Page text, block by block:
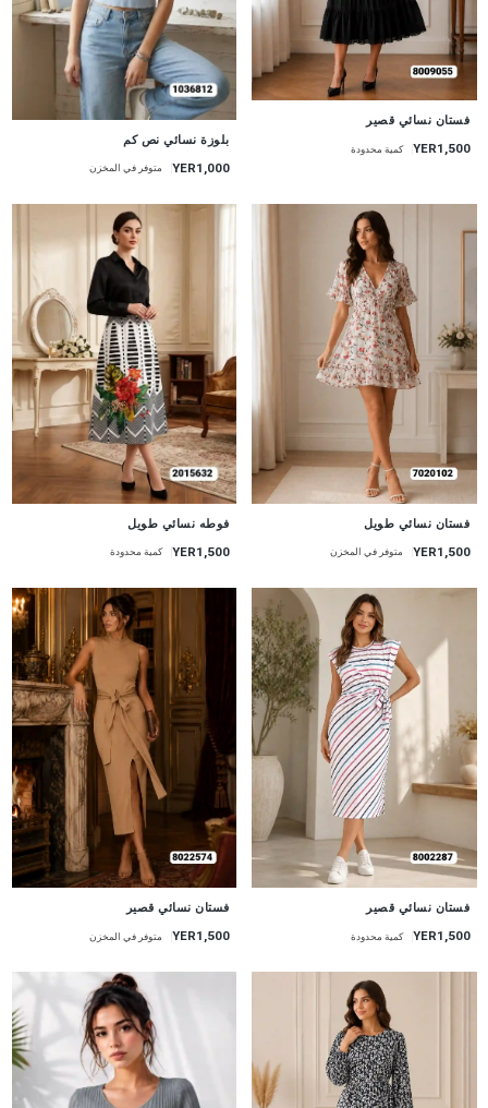
فستان نسائي قصير
YER1,500 كمية محدودة
بلوزة نسائي نص كم
YER1,000 متوفر في المخزن
فستان نسائي طويل
YER1,500 متوفر في المخزن
فوطه نسائي طويل
YER1,500 كمية محدودة
جديد
فستان نسائي قصير
YER1,500 كمية محدودة
جديد
فستان نسائي قصير
YER1,500 متوفر في المخزن